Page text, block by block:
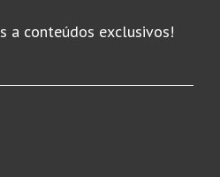
a conteúdos exclusivos!